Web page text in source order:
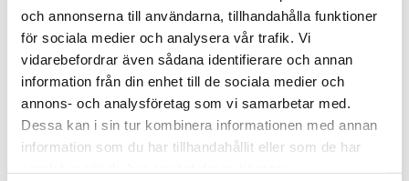
och annonserna till användarna, tillhandahålla funktioner
för sociala medier och analysera vår trafik. Vi
vidarebefordrar även sådana identifierare och annan
information från din enhet till de sociala medier och
annons- och analysföretag som vi samarbetar med.
Dessa kan i sin tur kombinera informationen med annan
information som du har tillhandahållit eller som de har